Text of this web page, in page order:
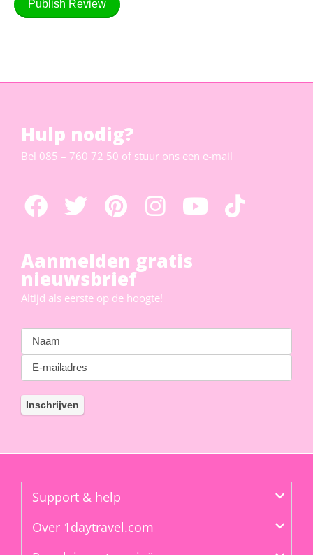
Publish Review
Hulp nodig?
Bel 085 – 760 72 50 of stuur ons een e-mail
Aanmelden gratis
nieuwsbrief
Altijd als eerste op de hoogte!
Support & help
Over 1daytravel.com